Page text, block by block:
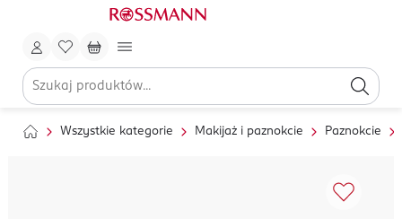
Wszystkie kategorie Makijaż i paznokcie Paznokcie